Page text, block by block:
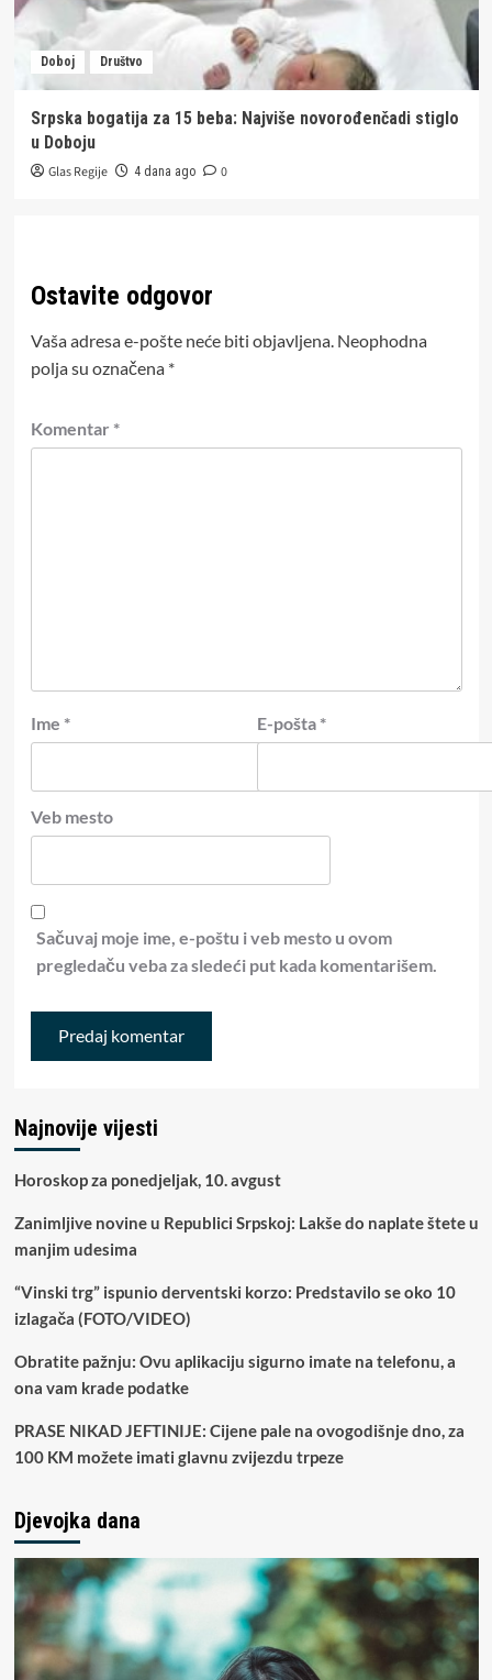
Doboj Društvo
Srpska bogatija za 15 beba: Najviše novorođenčadi stiglo
u Doboju
Glas Regije 4 dana ago 0
Ostavite odgovor
Vaša adresa e-pošte neće biti objavljena. Neophodna
polja su označena *
Komentar *
Ime * E-pošta *
Veb mesto
Sačuvaj moje ime, e-poštu i veb mesto u ovom
pregledaču veba za sledeći put kada komentarišem.
Najnovije vijesti
Horoskop za ponedjeljak, 10. avgust
Zanimljive novine u Republici Srpskoj: Lakše do naplate štete u
manjim udesima
“Vinski trg” ispunio derventski korzo: Predstavilo se oko 10
izlagača (FOTO/VIDEO)
Obratite pažnju: Ovu aplikaciju sigurno imate na telefonu, a
ona vam krade podatke
PRASE NIKAD JEFTINIJE: Cijene pale na ovogodišnje dno, za
100 KM možete imati glavnu zvijezdu trpeze
Djevojka dana